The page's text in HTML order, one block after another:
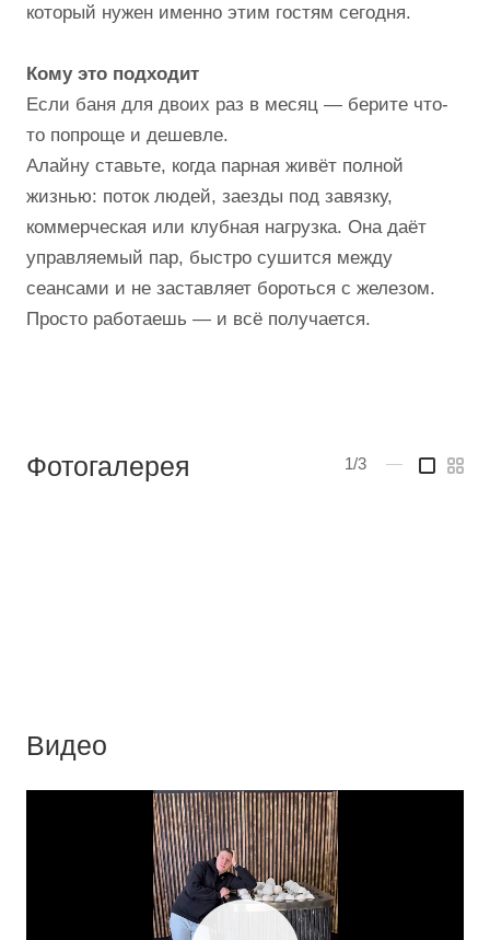
который нужен именно этим гостям сегодня.
Кому это подходит
Если баня для двоих раз в месяц — берите что-
то попроще и дешевле.
Алайну ставьте, когда парная живёт полной
жизнью: поток людей, заезды под завязку,
коммерческая или клубная нагрузка. Она даёт
управляемый пар, быстро сушится между
сеансами и не заставляет бороться с железом.
Просто работаешь — и всё получается.
Фотогалерея 1/3 —
Видео